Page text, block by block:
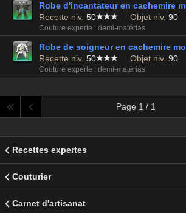
Robe d'incantateur en cachemire
Recette niv. 50 Objet niv. 90
Couture experte : demi-matérias
Robe de soigneur en cachemire
Recette niv. 50 Objet niv. 90
Couture experte : demi-matérias
Page 1 / 1
Recettes expertes
Couturier
Carnet d'artisanat